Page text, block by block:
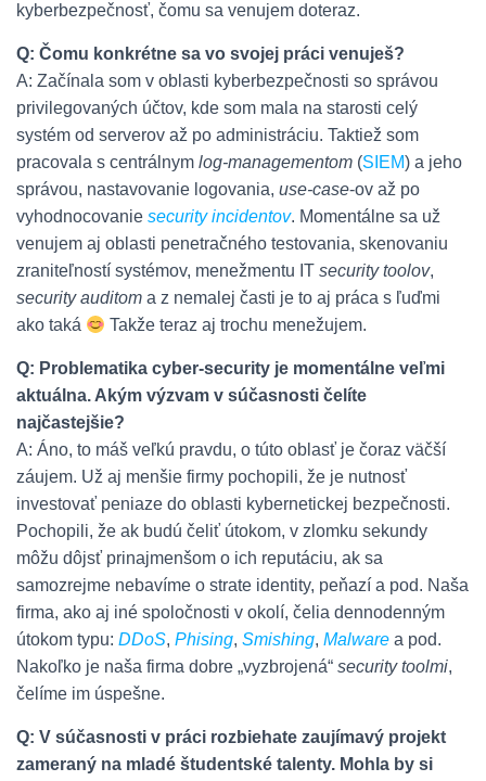
kyberbezpečnosť, čomu sa venujem doteraz.
Q: Čomu konkrétne sa vo svojej práci venuješ?
A: Začínala som v oblasti kyberbezpečnosti so správou
privilegovaných účtov, kde som mala na starosti celý
systém od serverov až po administráciu. Taktiež som
pracovala s centrálnym log-managementom (SIEM) a jeho
správou, nastavovanie logovania, use-case-ov až po
vyhodnocovanie security incidentov. Momentálne sa už
venujem aj oblasti penetračného testovania, skenovaniu
zraniteľností systémov, menežmentu IT security toolov,
security auditom a z nemalej časti je to aj práca s ľuďmi
ako taká
Takže teraz aj trochu menežujem.
Q: Problematika cyber-security je momentálne veľmi
aktuálna. Akým výzvam v súčasnosti čelíte
najčastejšie?
A: Áno, to máš veľkú pravdu, o túto oblasť je čoraz väčší
záujem. Už aj menšie firmy pochopili, že je nutnosť
investovať peniaze do oblasti kybernetickej bezpečnosti.
Pochopili, že ak budú čeliť útokom, v zlomku sekundy
môžu dôjsť prinajmenšom o ich reputáciu, ak sa
samozrejme nebavíme o strate identity, peňazí a pod. Naša
firma, ako aj iné spoločnosti v okolí, čelia dennodenným
útokom typu: DDoS, Phising, Smishing, Malware a pod.
Nakoľko je naša firma dobre „vyzbrojená“ security toolmi,
čelíme im úspešne.
Q: V súčasnosti v práci rozbiehate zaujímavý projekt
zameraný na mladé študentské talenty. Mohla by si